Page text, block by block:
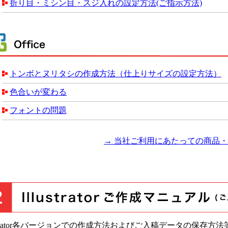
折り目・ミシン目・スジ入れの設定方法(ご指示方法)
トンボとヌリタシの作成方法（仕上りサイズの設定方法）
色合いが変わる
フォントの問題
→ 当社ご利用にあたっての商品
各バージョンでの作成方法およびご入稿データの保存方